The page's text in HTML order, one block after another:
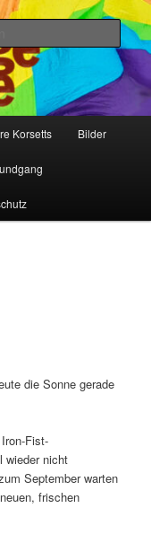
und Dark-Wear seit 2004
Korsetts Bilder
die Sonne gerade
Fist-
wieder nicht
September warten
frischen